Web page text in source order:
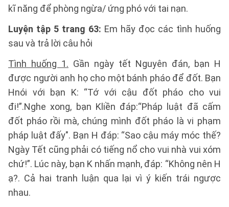
kĩ năng để phòng ngừa/ ứng phó với tai nạn.
Luyện tập 5 trang 63: Em hãy đọc các tình huống
sau và trả lời câu hỏi
Tình huống 1. Gần ngày tết Nguyên đán, bạn H
được người anh họ cho một bánh pháo để đốt. Bạn
Hnói với bạn K: “Tớ với cậu đốt pháo cho vui
đi!”.Nghe xong, bạn Kliền đáp:“Pháp luật đã cấm
đốt pháo rồi mà, chúng mình đốt pháo là vi phạm
pháp luật đấy". Bạn H đáp: “Sao cậu máy móc thế?
Ngày Tết cũng phải có tiếng nổ cho vui nhà vui xóm
chứ!”. Lúc này, bạn K nhấn mạnh, đáp: “Không nên H
ạ?. Cả hai tranh luận qua lại vì ý kiến trái ngược
nhau.